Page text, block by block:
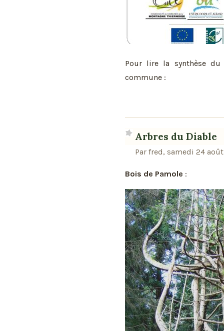
Pour lire la synthèse
commune :
Arbres du Diable
Par fred, samedi 24
Bois de Pamole :